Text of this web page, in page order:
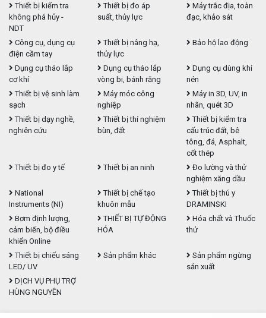
Thiết bị kiểm tra
không phá hủy -
NDT
Thiết bị đo áp
suất, thủy lực
Máy trắc địa, toàn
đạc, khảo sát
Công cụ, dụng cụ
điện cầm tay
Thiết bị nâng hạ,
thủy lực
Bảo hộ lao động
Dụng cụ tháo lắp
cơ khí
Dụng cụ tháo lắp
vòng bi, bánh răng
Dụng cụ dùng khí
nén
Thiết bị vệ sinh làm
sạch
Máy móc công
nghiệp
Máy in 3D, UV, in
nhãn, quét 3D
Thiết bị dạy nghề,
nghiên cứu
Thiết bị thí nghiệm
bùn, đất
Thiết bị kiểm tra
cấu trúc đất, bê
tông, đá, Asphalt,
cốt thép
Thiết bị đo y tế
Thiết bị an ninh
Đo lường và thử
nghiệm xăng dầu
National
Instruments (NI)
Thiết bị chế tạo
khuôn mẫu
Thiết bị thú y
DRAMINSKI
Bơm định lượng,
cảm biến, bộ điều
khiển Online
THIẾT BỊ TỰ ĐỘNG
HÓA
Hóa chất và Thuốc
thử
Thiết bị chiếu sáng
LED/ UV
Sản phẩm khác
Sản phẩm ngừng
sản xuất
DỊCH VỤ PHỤ TRỢ
HÙNG NGUYÊN